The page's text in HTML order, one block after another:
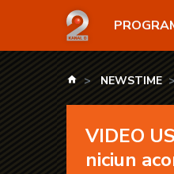
VIDEO USR cere
kanald.ro
NEWSTIME
VIDEO
niciun